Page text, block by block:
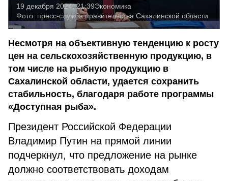
19 декабря 2024, 21:39Экономика
Фото: пресс-служба правительства Сахалинской области
Несмотря на объективную тенденцию к росту
цен на сельскохозяйственную продукцию, в
том числе на рыбную продукцию в
Сахалинской области, удается сохранить
стабильность, благодаря работе программы
«Доступная рыба».
Президент Российской Федерации
Владимир Путин на прямой линии
подчеркнул, что предложение на рынке
должно соответствовать доходам